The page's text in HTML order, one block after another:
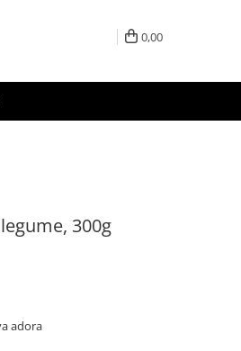
0,00
300g
adora